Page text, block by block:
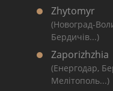
Zhytomyr
(Новоград-
Бердичів...)
Zaporizhzhia
(Енергодар,
Мелітополь...)